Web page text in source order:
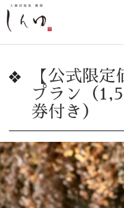
【公式限
プラン（
券付き）